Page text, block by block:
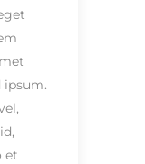
ipsum.
et